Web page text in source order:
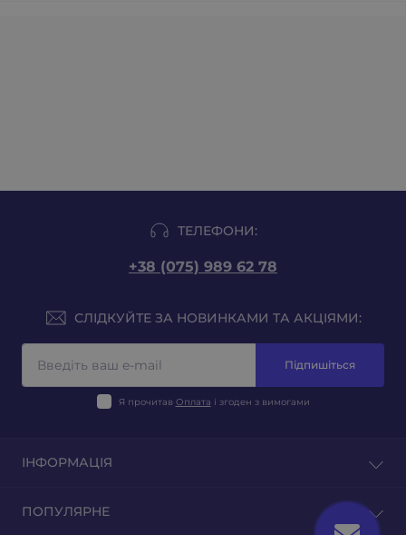
ТЕЛЕФОНИ:
+38 (075) 989 62 78
СЛІДКУЙТЕ ЗА НОВИНКАМИ ТА АКЦІЯМИ:
Підпишіться
Я прочитав Оплата і згоден з вимогами
ІНФОРМАЦІЯ
Відгуки
ПОПУЛЯРНЕ